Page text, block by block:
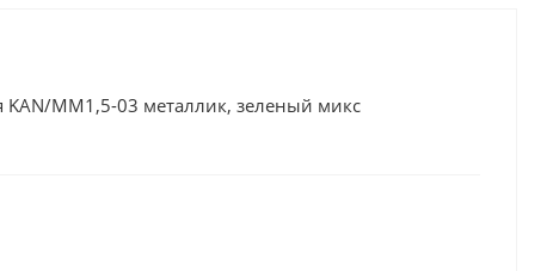
KAN/MM1,5-03 металлик, зеленый микс